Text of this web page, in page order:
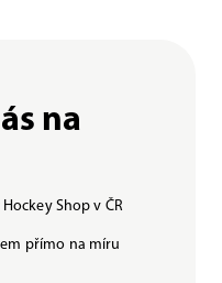
na
Shop v ČR
přímo na míru